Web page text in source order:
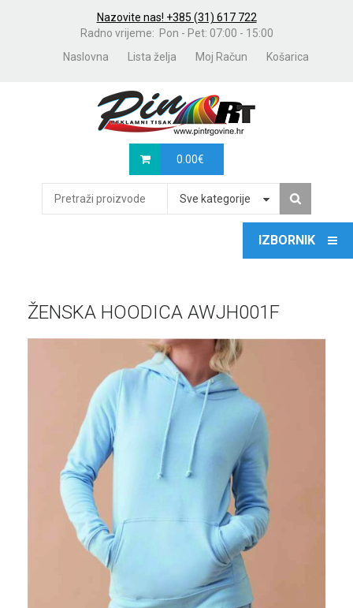
Nazovite nas! +385 (31) 617 722
Radno vrijeme: Pon - Pet: 07:00 - 15:00
Naslovna
Lista želja Moj Račun Košarica
0.00€
Sve kategorije
ŽENSKA HOODICA AWJH001F